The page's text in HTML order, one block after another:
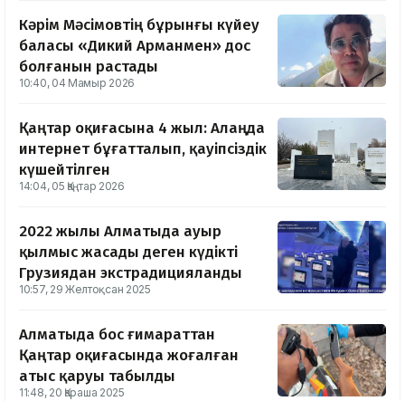
Кәрім Мәсімовтің бұрынғы күйеу
баласы «Дикий Арманмен» дос
болғанын растады
10:40, 04 Мамыр 2026
Қаңтар оқиғасына 4 жыл: Алаңда
интернет бұғатталып, қауіпсіздік
күшейтілген
14:04, 05 Қаңтар 2026
2022 жылы Алматыда ауыр
қылмыс жасады деген күдікті
Грузиядан экстрадицияланды
10:57, 29 Желтоқсан 2025
Алматыда бос ғимараттан
Қаңтар оқиғасында жоғалған
атыс қаруы табылды
11:48, 20 Қараша 2025